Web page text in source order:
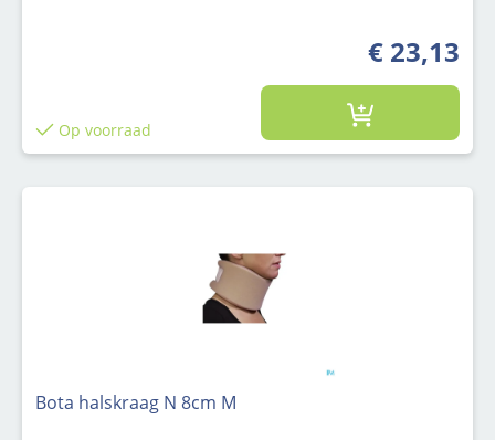
€ 23,13
Op voorraad
Bota halskraag N 8cm M